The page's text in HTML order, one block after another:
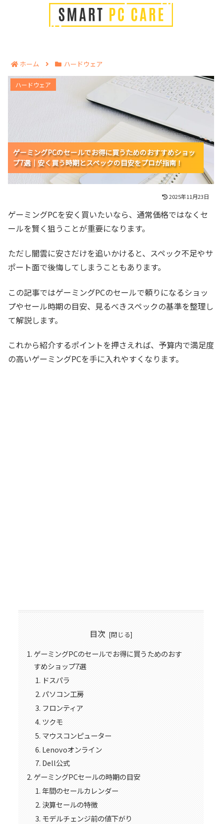
ホーム ハードウェア
ゲーミングPCのセールでお得に買うためのおすすめシ
ョップ7選｜安く買う時期とスペックの目安をプロが指
南！
ゲーミングPCのセールでお得に買うためのおすすめショッ
プ7選｜安く買う時期とスペックの目安をプロが指南！
ゲーミングPCのセールでお得に買うためのおすすめショッ
プ7選｜安く買う時期とスペックの目安をプロが指南！
ゲーミングPCのセールでお得に買うためのおすすめショッ
プ7選｜安く買う時期とスペックの目安をプロが指南！
ハードウェア
2025年11月23日
ゲーミングPCを安く買いたいなら、通常価格ではなくセ
ールを賢く狙うことが重要になります。
ただし闇雲に安さだけを追いかけると、スペック不足やサ
ポート面で後悔してしまうこともあります。
この記事ではゲーミングPCのセールで頼りになるショッ
プやセール時期の目安、見るべきスペックの基準を整理し
て解説します。
これから紹介するポイントを押さえれば、予算内で満足度
の高いゲーミングPCを手に入れやすくなります。
目次
ゲーミングPCのセールでお得に買うためのおす
すめショップ7選
ドスパラ
パソコン工房
フロンティア
ツクモ
マウスコンピューター
Lenovoオンライン
Dell公式
ゲーミングPCセールの時期の目安
年間のセールカレンダー
決算セールの特徴
モデルチェンジ前の値下がり